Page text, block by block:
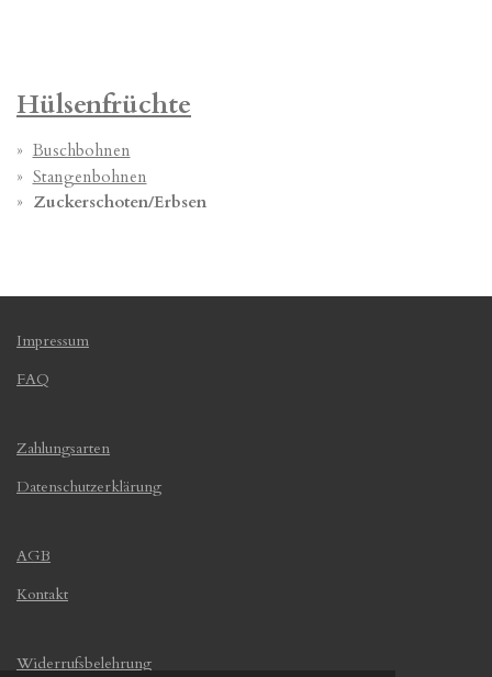
Hülsenfrüchte
Buschbohnen
Stangenbohnen
Zuckerschoten/Erbsen
Impressum
FAQ
Zahlungsarten
Datenschutzerklärung
AGB
Kontakt
Widerrufsbelehrung